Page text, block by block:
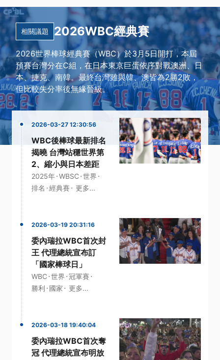
相關議題 2026WBC經典賽
2026世界棒球經典賽（WBC）於3月5日開打，本屆
預賽台灣分在C組，在日本東京巨蛋依序對戰澳洲、日
本、捷克、南韓。最終台灣雖與韓、澳皆為2勝2敗，
但比較失分率後無緣晉級。
2026-03-27 12:30:56
WBC後棒球最新排名
揭曉 台灣站穩世界第
2、縮小與日本差距
2025年·WBSC·世界 ·
排名 ·經典賽 · 更多...
2026-03-19 20:31:16
委內瑞拉WBC首次封
王 代理總統宣布訂
「國家棒球日」
WBC·世界 ·冠軍賽 ·
勝利 · 國家 · 更多...
2026-03-18 19:40:04
委內瑞拉WBC首次奪
冠 代理總統宣布明放